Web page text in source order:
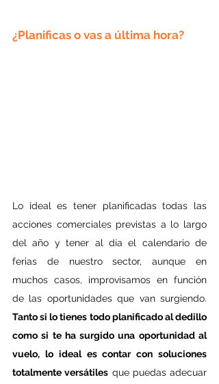
¿Planificas o vas a última hora?
Lo ideal es tener planificadas todas las
acciones comerciales previstas a lo largo
del año y tener al día el calendario de
ferias de nuestro sector, aunque en
muchos casos, improvisamos en función
Tanto si lo tienes todo planificado al dedillo
como si te ha surgido una oportunidad al
vuelo, lo ideal es contar con soluciones
totalmente versátiles que puedas adecuar